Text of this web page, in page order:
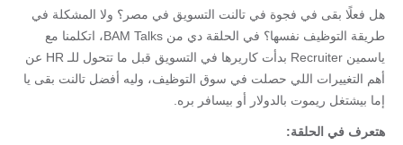
هل فعلًا بقى في فجوة في تالنت التسويق في مصر؟ ولا المشكلة في
طريقة التوظيف نفسها؟ في الحلقة دي من BAM Talks، اتكلمنا مع
ياسمين Recruiter بدأت كاريرها في التسويق قبل ما تتحول للـ HR عن
أهم التغييرات اللي حصلت في سوق التوظيف، وليه أفضل تالنت بقى يا
إما بيشتغل ريموت بالدولار أو بيسافر بره.
هتعرف في الحلقة: